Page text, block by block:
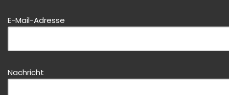
Bitte dieses Feld leer lassen!
E-Mail-Adresse
Nachricht